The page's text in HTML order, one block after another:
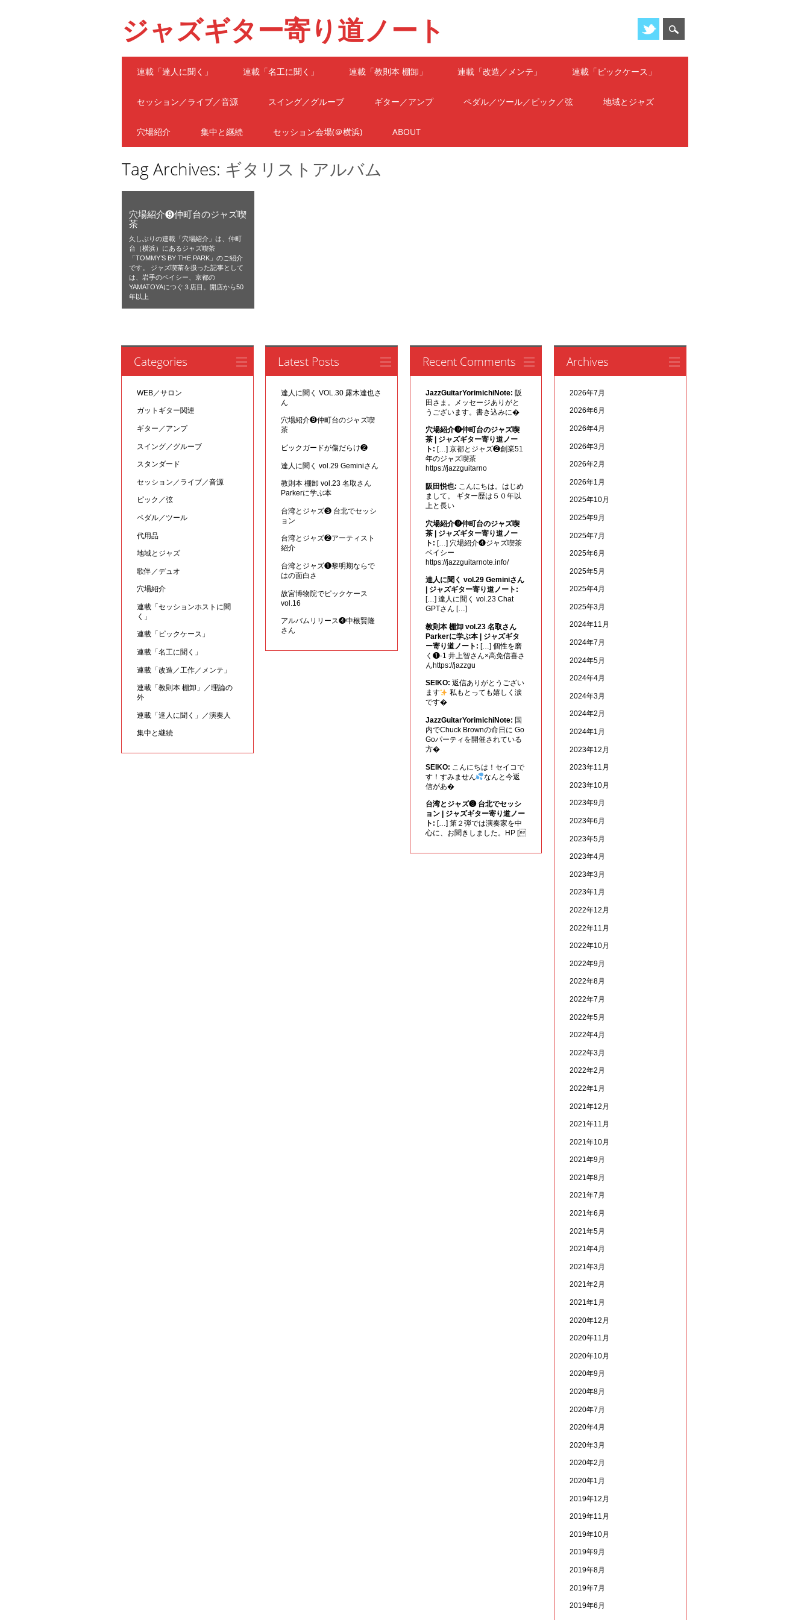
ジャズギター寄り道ノート
Main menu
連載「達人に聞く」 連載「名工に聞く」 連載「教則本 棚卸」 連載「改造／メンテ」 連載「ピックケース」
セッション／ライブ／音源 スイング／グルーブ ギター／アンプ ペダル／ツール／ピック／弦 地域とジャズ
穴場紹介 集中と継続 セッション会場(＠横浜) ABOUT
Tag Archives: ギタリストアルバム
穴場紹介❾仲町台のジャズ喫
茶
久しぶりの連載「穴場紹介」は、仲町
台（横浜）にあるジャズ喫茶
「TOMMY’S BY THE PARK」のご紹介
です。 ジャズ喫茶を扱った記事として
は、岩手のベイシー、京都の
YAMATOYAにつぐ３店目。開店から50
年以上
Categories
WEB／サロン
ガットギター関連
ギター／アンプ
スイング／グルーブ
スタンダード
セッション／ライブ／音源
ピック／弦
ペダル／ツール
代用品
地域とジャズ
歌伴／デュオ
穴場紹介
連載「セッションホストに聞
く」
連載「ピックケース」
連載「名工に聞く」
連載「改造／工作／メンテ」
連載「教則本 棚卸」／理論の
外
連載「達人に聞く」／演奏人
集中と継続
Latest Posts
達人に聞く VOL.30 露木達也さ
ん
穴場紹介❾仲町台のジャズ喫
茶
ピックガードが傷だらけ❷
達人に聞く vol.29 Geminiさん
教則本 棚卸 vol.23 名取さん
Parkerに学ぶ本
台湾とジャズ❸ 台北でセッシ
ョン
台湾とジャズ❷アーティスト
紹介
台湾とジャズ❶黎明期ならで
はの面白さ
故宮博物院でピックケース
vol.16
アルバムリリース❹中根賢隆
さん
Recent Comments
JazzGuitarYorimichiNote: 阪
田さま。メッセージありがと
うございます。書き込みに�
穴場紹介❾仲町台のジャズ喫
茶 | ジャズギター寄り道ノー
ト: […] 京都とジャズ❷創業51
年のジャズ喫茶
https://jazzguitarno
阪田悦也: こんにちは。はじめ
まして。 ギター歴は５０年以
上と長い
穴場紹介❾仲町台のジャズ喫
茶 | ジャズギター寄り道ノー
ト: […] 穴場紹介❹ジャズ喫茶
ベイシー
https://jazzguitarnote.info/
達人に聞く vol.29 Geminiさん
| ジャズギター寄り道ノート:
[…] 達人に聞く vol.23 Chat
GPTさん […]
教則本 棚卸 vol.23 名取さん
Parkerに学ぶ本 | ジャズギタ
ー寄り道ノート: […] 個性を磨
く❶-1 井上智さん×高免信喜さ
んhttps://jazzgu
SEIKO: 返信ありがとうござい
ます
私もとっても嬉しく涙
です�
JazzGuitarYorimichiNote: 国
内でChuck Brownの命日に Go
Goパーティを開催されている
方�
SEIKO: こんにちは！セイコで
す！すみません
なんと今返
信があ�
台湾とジャズ❸ 台北でセッシ
ョン | ジャズギター寄り道ノー
ト: […] 第２弾では演奏家を中
心に、お聞きしました。HP [
Archives
2026年7月
2026年6月
2026年4月
2026年3月
2026年2月
2026年1月
2025年10月
2025年9月
2025年7月
2025年6月
2025年5月
2025年4月
2025年3月
2024年11月
2024年7月
2024年5月
2024年4月
2024年3月
2024年2月
2024年1月
2023年12月
2023年11月
2023年10月
2023年9月
2023年6月
2023年5月
2023年4月
2023年3月
2023年1月
2022年12月
2022年11月
2022年10月
2022年9月
2022年8月
2022年7月
2022年5月
2022年4月
2022年3月
2022年2月
2022年1月
2021年12月
2021年11月
2021年10月
2021年9月
2021年8月
2021年7月
2021年6月
2021年5月
2021年4月
2021年3月
2021年2月
2021年1月
2020年12月
2020年11月
2020年10月
2020年9月
2020年8月
2020年7月
2020年4月
2020年3月
2020年2月
2020年1月
2019年12月
2019年11月
2019年10月
2019年9月
2019年8月
2019年7月
2019年6月